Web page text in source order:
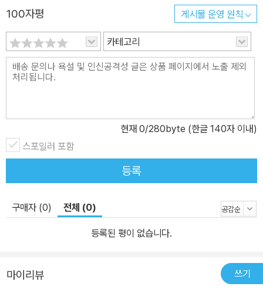
100자평 게시물 운영 원칙
카테고리
현재 0/280byte (한글 140자 이내)
스포일러 포함
등록
구매자 (0) 전체 (0)
등록된 평이 없습니다.
마이리뷰 쓰기